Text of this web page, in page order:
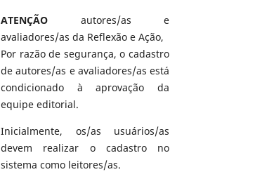
ATENÇÃO autores/as e
avaliadores/as da Reflexão e Ação,
Por razão de segurança, o cadastro
de autores/as e avaliadores/as está
condicionado à aprovação da
equipe editorial.
Inicialmente, os/as usuários/as
devem realizar o cadastro no
sistema como leitores/as.